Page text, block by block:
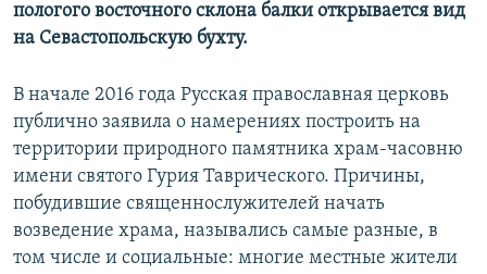
пологого восточного склона балки открывается вид
на Севастопольскую бухту.
В начале 2016 года Русская православная церковь
публично заявила о намерениях построить на
территории природного памятника храм-часовню
имени святого Гурия Таврического. Причины,
побудившие священнослужителей начать
возведение храма, назывались самые разные, в
том числе и социальные: многие местные жители